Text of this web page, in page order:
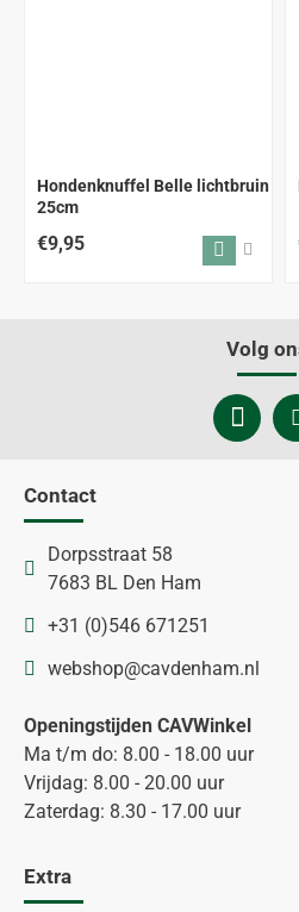
Hondenknuffel Belle lichtbruin
25cm
€9,95
Volg
Contact
Dorpsstraat 58
7683 BL Den Ham
+31 (0)546 671251
webshop@cavdenham.nl
Openingstijden CAVWinkel
Ma t/m do: 8.00 - 18.00 uur
Vrijdag: 8.00 - 20.00 uur
Zaterdag: 8.30 - 17.00 uur
Extra